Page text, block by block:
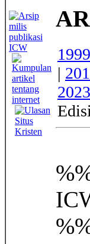
1999
|
2023